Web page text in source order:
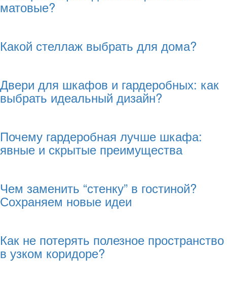
матовые?
Какой стеллаж выбрать для дома?
Двери для шкафов и гардеробных: как
выбрать идеальный дизайн?
Почему гардеробная лучше шкафа:
явные и скрытые преимущества
Чем заменить “стенку” в гостиной?
Сохраняем новые идеи
Как не потерять полезное пространство
в узком коридоре?